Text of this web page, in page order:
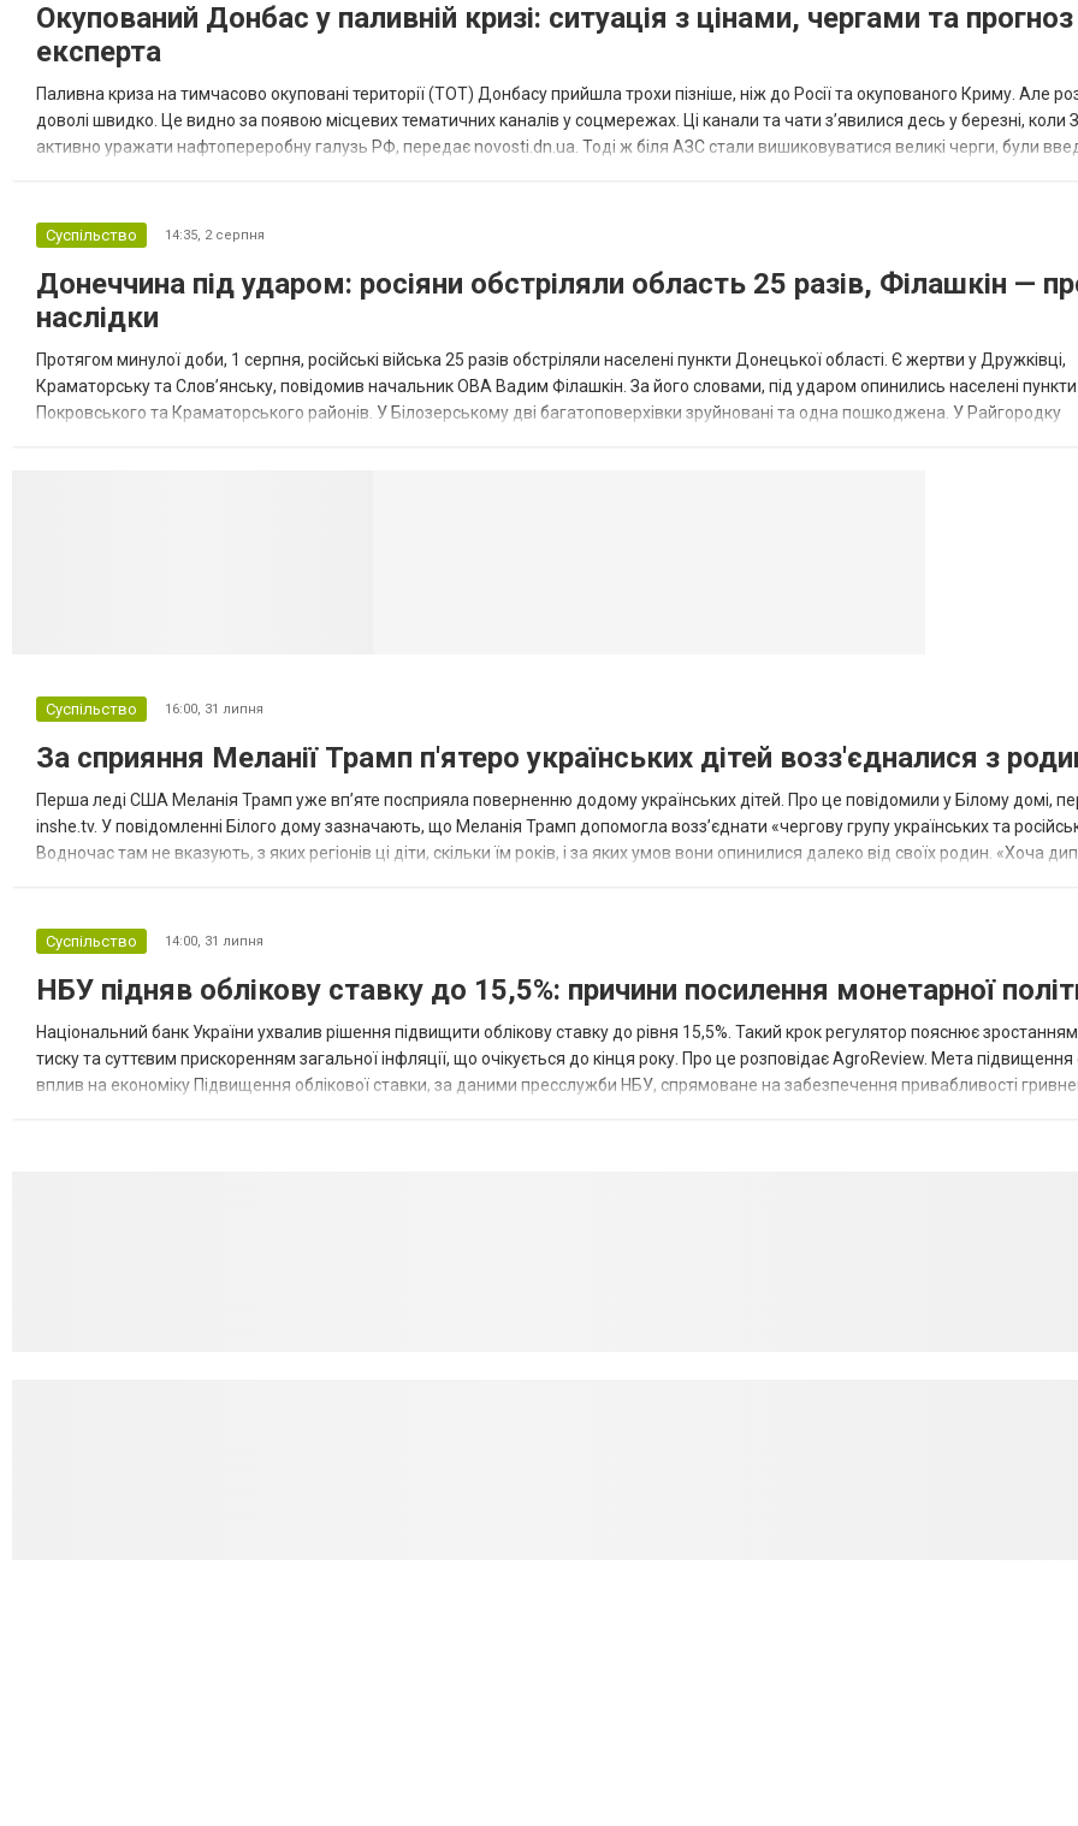
Окупований Донбас у паливній кризі: ситуація з цінами, чергами та прогноз
експерта
Паливна криза на тимчасово окуповані території (ТОТ) Донбасу прийшла трохи пізніше, ніж до Росії та окупованого Криму. Але
доволі швидко. Це видно за появою місцевих тематичних каналів у соцмережах. Ці канали та чати з’явилися десь у березні, коли
активно уражати нафтопереробну галузь РФ, передає novosti.dn.ua. Тоді ж біля АЗС стали вишиковуватися великі черги, були
Суспільство 14:35, 2 серпня
Донеччина під ударом: росіяни обстріляли область 25 разів, Філашкін —
наслідки
Протягом минулої доби, 1 серпня, російські війська 25 разів обстріляли населені пункти Донецької області. Є жертви у Дружківці,
Краматорську та Слов’янську, повідомив начальник ОВА Вадим Філашкін. За його словами, під ударом опинились населені пункти
Покровського та Краматорського районів. У Білозерському дві багатоповерхівки зруйновані та одна пошкоджена. У Райгородку
Суспільство 16:00, 31 липня
За сприяння Меланії Трамп п'ятеро українських дітей возз'єдналися з
Перша леді США Меланія Трамп уже впʼяте посприяла поверненню додому українських дітей. Про це повідомили у Білому домі,
inshe.tv. У повідомленні Білого дому зазначають, що Меланія Трамп допомогла возз’єднати «чергову групу українських та
Водночас там не вказують, з яких регіонів ці діти, скільки їм років, і за яких умов вони опинилися далеко від своїх родин. «Хоча
Суспільство 14:00, 31 липня
НБУ підняв облікову ставку до 15,5%: причини посилення монетарної
Національний банк України ухвалив рішення підвищити облікову ставку до рівня 15,5%. Такий крок регулятор пояснює
тиску та суттєвим прискоренням загальної інфляції, що очікується до кінця року. Про це розповідає AgroReview. Мета підвищення
вплив на економіку Підвищення облікової ставки, за даними пресслужби НБУ, спрямоване на забезпечення привабливості